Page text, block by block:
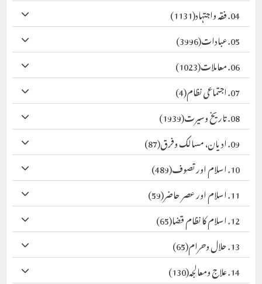
04. فقہ واجتہاد
(1131)
05. عبادات
(3996)
06. معاملات
(1023)
07. اجتماعی نظام
(4)
08. تاریخ وسیرت
(1939)
09. ادیان، مسالک وفرق
(87)
10. اسلام اور تصوف
(489)
11. اسلام اور عصر حاضر
(59)
12. اسلام کا نظام قضا
(65)
13. حلال وحرام
(65)
14. علاج ومعالجہ
(130)